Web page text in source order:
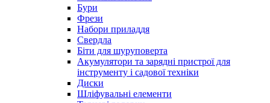
Бури
Фрези
Набори приладдя
Свердла
Біти для шуруповерта
Акумулятори та зарядні пристрої для
інструменту і садової техніки
Диски
Шліфувальні елементи